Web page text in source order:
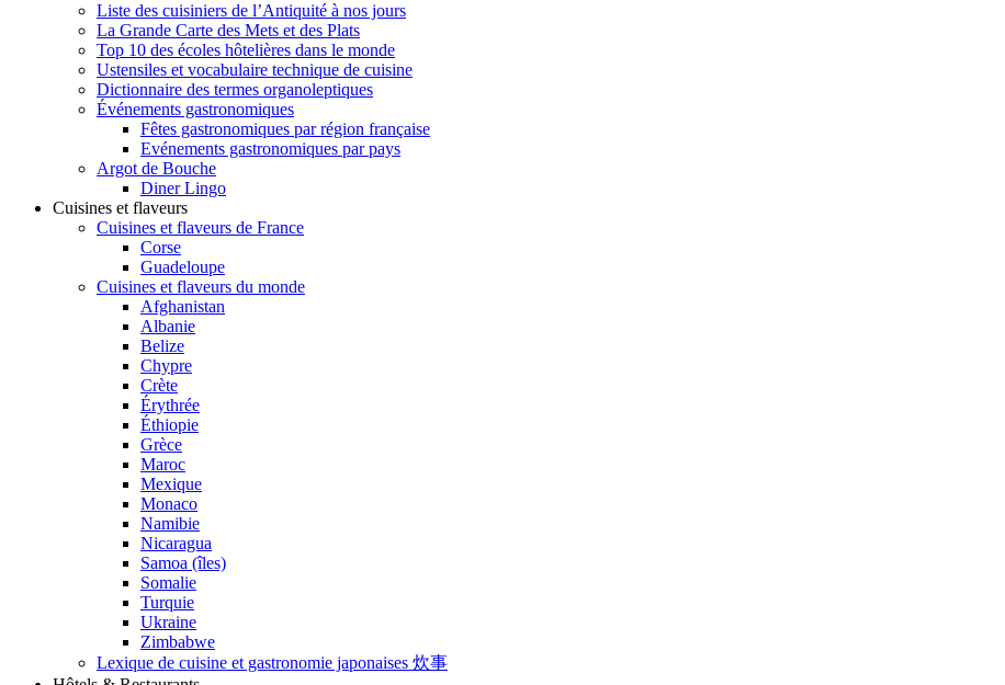
Liste des cuisiniers de l’Antiquité à nos jours
La Grande Carte des Mets et des Plats
Top 10 des écoles hôtelières dans le monde
Ustensiles et vocabulaire technique de cuisine
Dictionnaire des termes organoleptiques
Événements gastronomiques
Fêtes gastronomiques par région française
Evénements gastronomiques par pays
Argot de Bouche
Diner Lingo
Cuisines et flaveurs
Cuisines et flaveurs de France
Corse
Guadeloupe
Cuisines et flaveurs du monde
Afghanistan
Albanie
Belize
Chypre
Crète
Érythrée
Éthiopie
Grèce
Maroc
Mexique
Monaco
Namibie
Nicaragua
Samoa (îles)
Somalie
Turquie
Ukraine
Zimbabwe
Lexique de cuisine et gastronomie japonaises 炊事